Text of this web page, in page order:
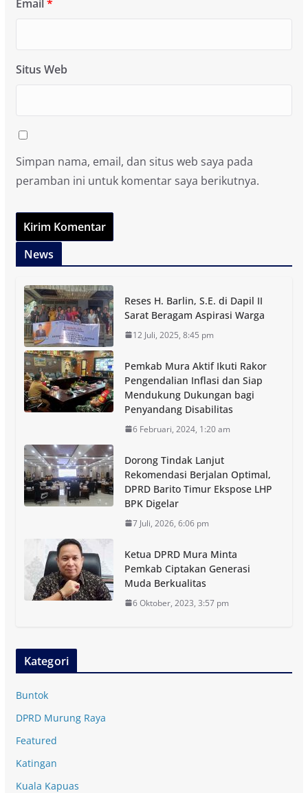
Email*
Situs Web
Simpan nama, email, dan situs web saya pada
peramban ini untuk komentar saya berikutnya.
News
Reses H. Barlin, S.E. di Dapil II
Sarat Beragam Aspirasi Warga
12 Juli, 2025, 8:45 pm
Pemkab Mura Aktif Ikuti Rakor
Pengendalian Inflasi dan Siap
Mendukung Dukungan bagi
Penyandang Disabilitas
6 Februari, 2024, 1:20 am
Dorong Tindak Lanjut
Rekomendasi Berjalan Optimal,
DPRD Barito Timur Ekspose LHP
BPK Digelar
7 Juli, 2026, 6:06 pm
Ketua DPRD Mura Minta
Pemkab Ciptakan Generasi
Muda Berkualitas
6 Oktober, 2023, 3:57 pm
Kategori
Buntok
DPRD Murung Raya
Featured
Katingan
Kuala Kapuas